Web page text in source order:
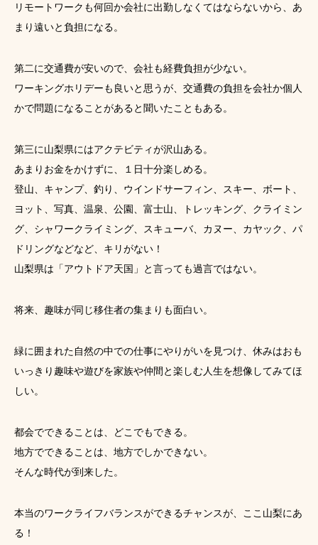
リモートワークも何回か会社に出勤しなくてはならないから、あ
まり遠いと負担になる。
第二に交通費が安いので、会社も経費負担が少ない。
ワーキングホリデーも良いと思うが、交通費の負担を会社か個人
かで問題になることがあると聞いたこともある。
第三に山梨県にはアクテビティが沢山ある。
あまりお金をかけずに、１日十分楽しめる。
登山、キャンプ、釣り、ウインドサーフィン、スキー、ボート、
ヨット、写真、温泉、公園、富士山、トレッキング、クライミン
グ、シャワークライミング、スキューバ、カヌー、カヤック、パ
ドリングなどなど、キリがない！
山梨県は「アウトドア天国」と言っても過言ではない。
将来、趣味が同じ移住者の集まりも面白い。
緑に囲まれた自然の中での仕事にやりがいを見つけ、休みはおも
いっきり趣味や遊びを家族や仲間と楽しむ人生を想像してみてほ
しい。
都会でできることは、どこでもできる。
地方でできることは、地方でしかできない。
そんな時代が到来した。
本当のワークライフバランスができるチャンスが、ここ山梨にあ
る！